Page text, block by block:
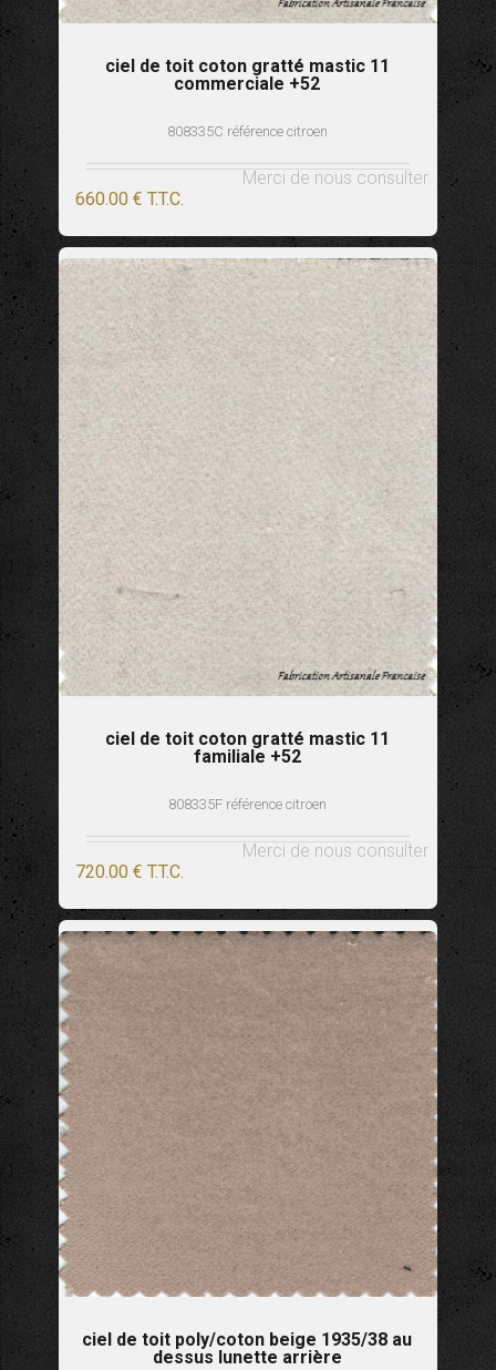
ciel de toit coton gratté mastic 11
commerciale +52
808335C référence citroen
660.00 € T.T.C.
Merci de nous consulter
ciel de toit coton gratté mastic 11
familiale +52
808335F référence citroen
720.00 € T.T.C.
Merci de nous consulter
ciel de toit poly/coton beige 1935/38 au
dessus lunette arrière